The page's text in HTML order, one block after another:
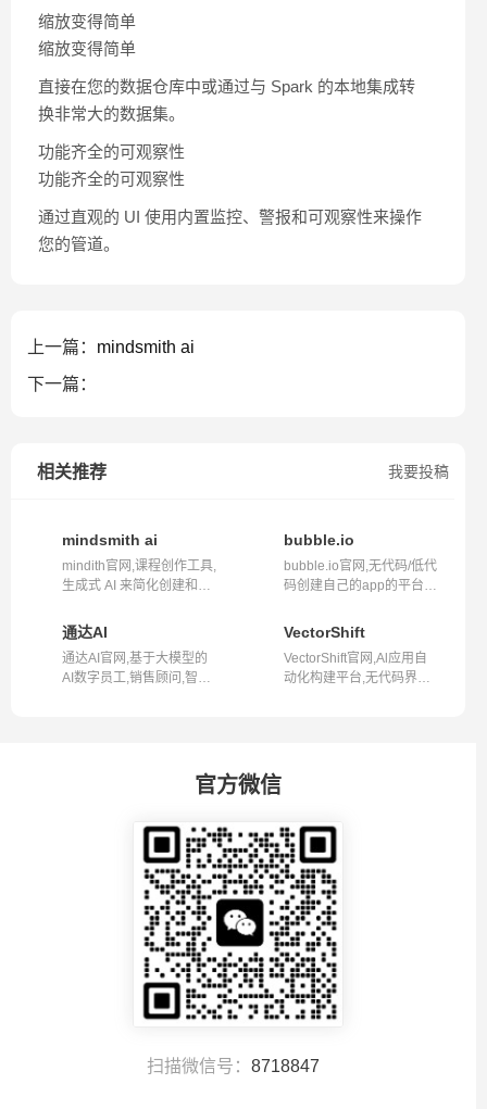
缩放变得简单
缩放变得简单
直接在您的数据仓库中或通过与 Spark 的本地集成转
换非常大的数据集。
功能齐全的可观察性
功能齐全的可观察性
通过直观的 UI 使用内置监控、警报和可观察性来操作
您的管道。
上一篇： mindsmith ai
下一篇：
我要投稿
相关推荐
mindsmith ai
mindith官网,课程创作工具,
生成式 AI 来简化创建和共
bubble.io
bubble.io官网,无代码/低代
码创建自己的app的平台网
通达AI
通达AI官网,基于大模型的
AI数字员工,销售顾问,智能
VectorShift
VectorShift官网,Al应用自
动化构建平台,无代码界面
官方微信
扫描微信号： 8718847